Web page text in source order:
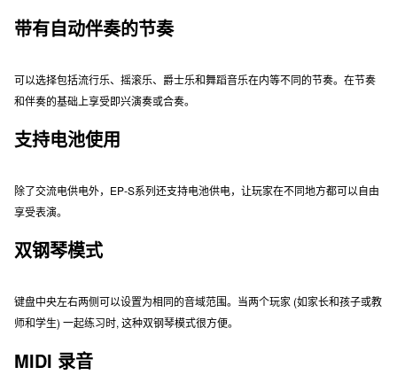
带有自动伴奏的节奏
可以选择包括流行乐、摇滚乐、爵士乐和舞蹈音乐在内等不同的节奏。在节奏
和伴奏的基础上享受即兴演奏或合奏。
支持电池使用
除了交流电供电外，EP-S系列还支持电池供电，让玩家在不同地方都可以自由
享受表演。
双钢琴模式
键盘中央左右两侧可以设置为相同的音域范围。当两个玩家 (如家长和孩子或教
师和学生) 一起练习时, 这种双钢琴模式很方便。
MIDI 录音